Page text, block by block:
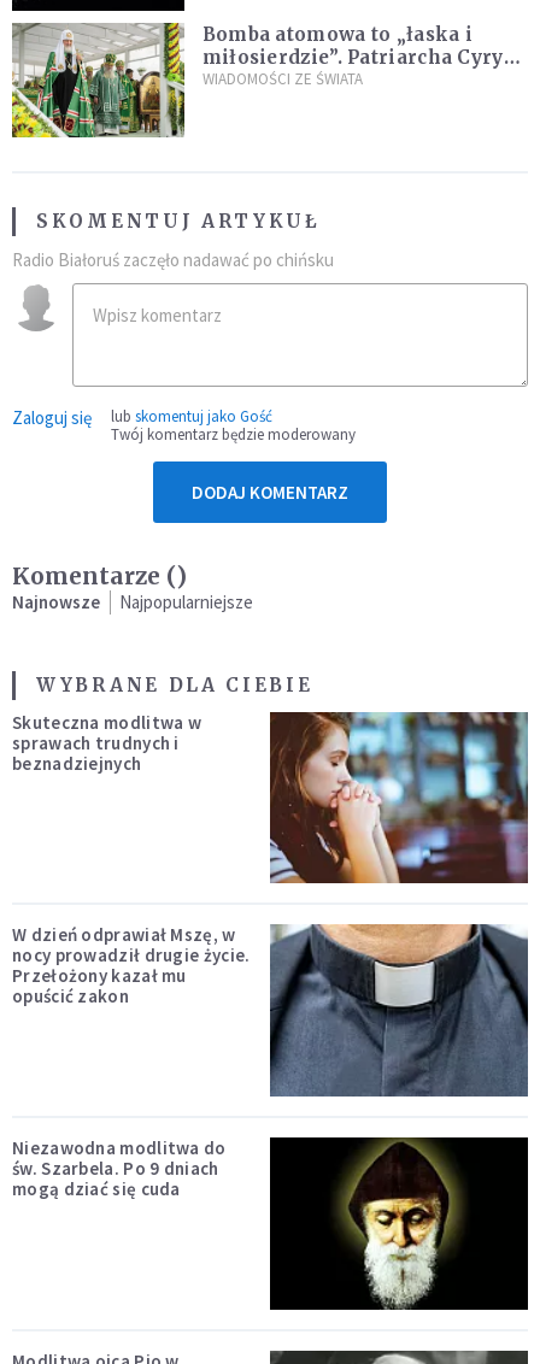
Bomba atomowa to „łaska i
miłosierdzie”. Patriarcha Cyryl
wychwala Putina
WIADOMOŚCI ZE ŚWIATA
SKOMENTUJ ARTYKUŁ
Radio Białoruś zaczęło nadawać po chińsku
Zaloguj się lub skomentuj jako Gość
Twój komentarz będzie moderowany
DODAJ KOMENTARZ
Komentarze ()
Najnowsze Najpopularniejsze
WYBRANE DLA CIEBIE
Skuteczna modlitwa w
sprawach trudnych i
beznadziejnych
W dzień odprawiał Mszę, w
nocy prowadził drugie życie.
Przełożony kazał mu
opuścić zakon
Niezawodna modlitwa do
św. Szarbela. Po 9 dniach
mogą dziać się cuda